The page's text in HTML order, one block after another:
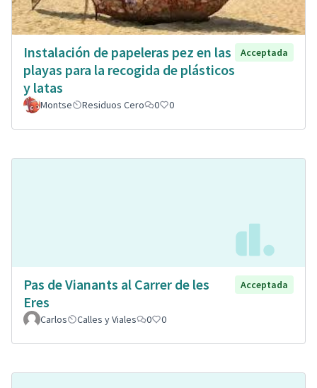
Instalación de papeleras pez en las
playas para la recogida de plásticos
y latas
Acceptada
Montse Residuos Cero 0 0
Pas de Vianants al Carrer de les
Eres
Acceptada
Carlos Calles y Viales 0 0